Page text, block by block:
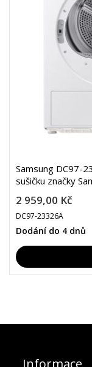
Samsung DC97-
sušičku značky
2 959,00 Kč
DC97-23326A
Dodání do 4 dnů
Informace